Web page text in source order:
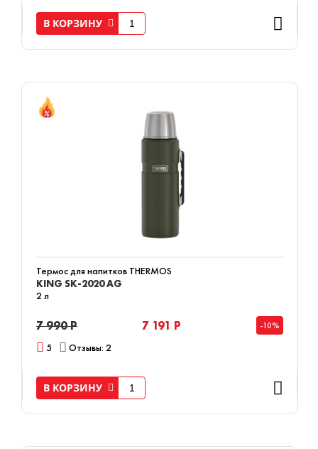
В КОРЗИНУ
Термос для напитков THERMOS
KING SK-2020 AG
2 л
7 990 Р 7 191 Р -10%
5 Отзывы: 2
В КОРЗИНУ